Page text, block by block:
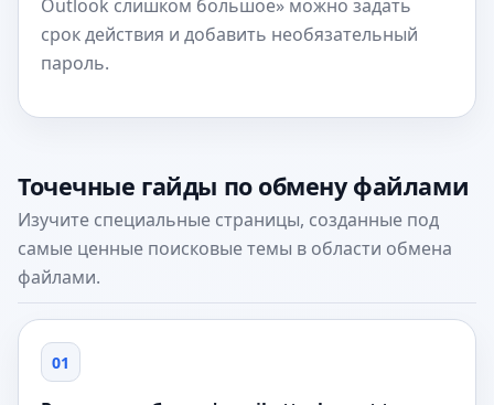
Outlook слишком большое» можно задать
срок действия и добавить необязательный
пароль.
Точечные гайды по обмену файлами
Изучите специальные страницы, созданные под
самые ценные поисковые темы в области обмена
файлами.
01